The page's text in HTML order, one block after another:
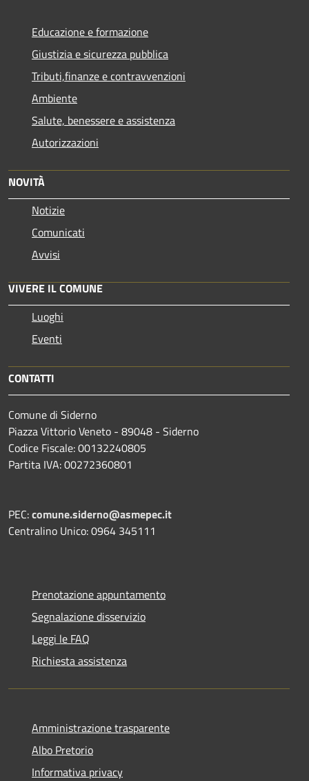
Educazione e formazione
Giustizia e sicurezza pubblica
Tributi,finanze e contravvenzioni
Ambiente
Salute, benessere e assistenza
Autorizzazioni
NOVITÀ
Notizie
Comunicati
Avvisi
VIVERE IL COMUNE
Luoghi
Eventi
CONTATTI
Comune di Siderno
Piazza Vittorio Veneto - 89048 - Siderno
Codice Fiscale: 00132240805
Partita IVA: 00272360801
PEC:comune.siderno@asmepec.it
Centralino Unico: 0964 345111
Prenotazione appuntamento
Segnalazione disservizio
Leggi le FAQ
Richiesta assistenza
Amministrazione trasparente
Albo Pretorio
Informativa privacy